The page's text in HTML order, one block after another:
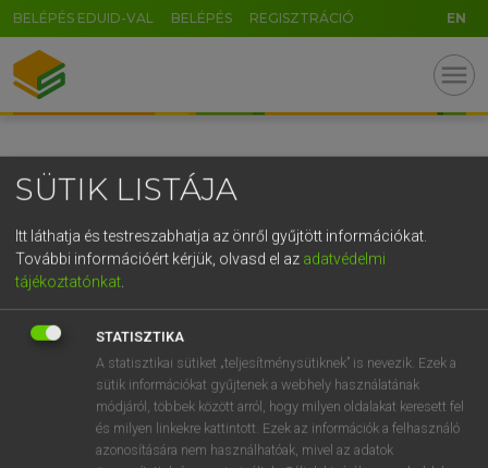
BELÉPÉS EDUID-VAL BELÉPÉS REGISZTRÁCIÓ EN
menu
SÜTIK LISTÁJA
Itt láthatja és testreszabhatja az önről gyűjtött információkat.
További információért kérjük, olvasd el az adatvédelmi
tájékoztatónkat
STATISZTIKA
A statisztikai sütiket „teljesítménysütiknek” is nevezik. Ezek a
sütik információkat gyűjtenek a webhely használatának
módjáról, többek között arról, hogy milyen oldalakat keresett fel
és milyen linkekre kattintott. Ezek az információk a felhasználó
azonosítására nem használhatóak, mivel az adatok
GR
5
g h k l
v b n m , . - AltGr